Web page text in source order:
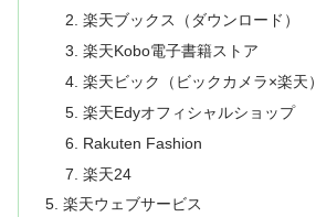
楽天ブックス（ダウンロード）
楽天Kobo電子書籍ストア
楽天ビック（ビックカメラ×楽天）
楽天Edyオフィシャルショップ
Rakuten Fashion
楽天24
楽天ウェブサービス